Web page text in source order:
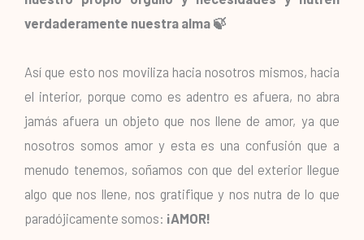
verdaderamente nuestra alma 🍃
Así que esto nos moviliza hacia nosotros mismos, hacia
el interior, porque como es adentro es afuera, no abra
jamás afuera un objeto que nos llene de amor, ya que
nosotros somos amor y esta es una confusión que a
menudo tenemos, soñamos con que del exterior llegue
algo que nos llene, nos gratifique y nos nutra de lo que
paradójicamente somos: ¡AMOR!